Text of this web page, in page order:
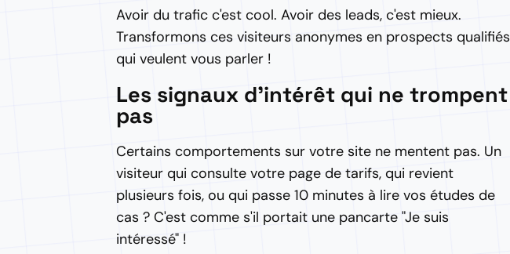
Avoir du trafic c'est cool. Avoir des leads, c'est mieux.
Transformons ces visiteurs anonymes en prospects qualifiés
qui veulent vous parler !
Les signaux d'intérêt qui ne trompent
pas
Certains comportements sur votre site ne mentent pas. Un
visiteur qui consulte votre page de tarifs, qui revient
plusieurs fois, ou qui passe 10 minutes à lire vos études de
cas ? C'est comme s'il portait une pancarte "Je suis
intéressé" !